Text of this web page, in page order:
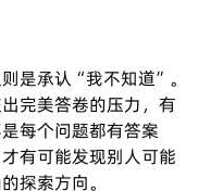
是承认“我不知道”。
完美答卷的压力，有
每个问题都有答案
有可能发现别人可能
探索方向。